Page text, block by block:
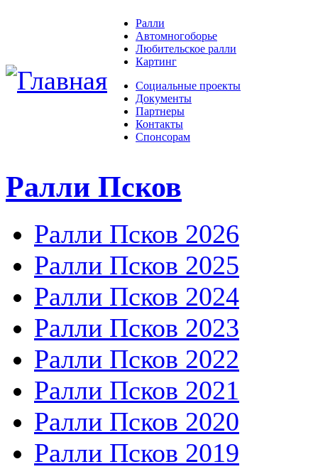
Ралли
Автомногоборье
Любительское ралли
Картинг
Социальные проекты
Документы
Партнеры
Контакты
Спонсорам
Ралли Псков
Ралли Псков 2026
Ралли Псков 2025
Ралли Псков 2024
Ралли Псков 2023
Ралли Псков 2022
Ралли Псков 2021
Ралли Псков 2020
Ралли Псков 2019